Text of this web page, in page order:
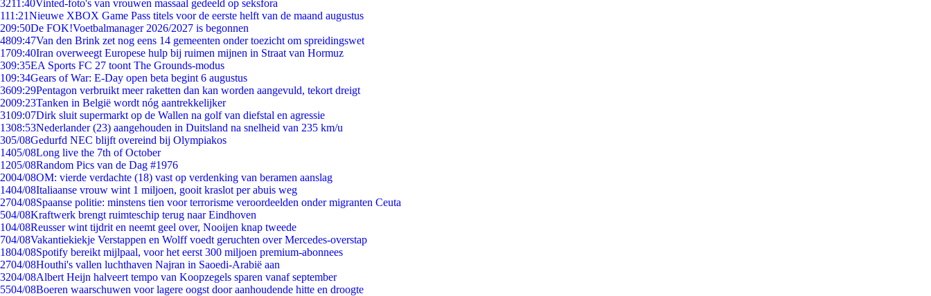
3211:40Vinted-foto's van vrouwen massaal gedeeld op seksfora
111:21Nieuwe XBOX Game Pass titels voor de eerste helft van de maand augustus
209:50De FOK!Voetbalmanager 2026/2027 is begonnen
4809:47Van den Brink zet nog eens 14 gemeenten onder toezicht om spreidingswet
1709:40Iran overweegt Europese hulp bij ruimen mijnen in Straat van Hormuz
309:35EA Sports FC 27 toont The Grounds-modus
109:34Gears of War: E-Day open beta begint 6 augustus
3609:29Pentagon verbruikt meer raketten dan kan worden aangevuld, tekort dreigt
2009:23Tanken in België wordt nóg aantrekkelijker
3109:07Dirk sluit supermarkt op de Wallen na golf van diefstal en agressie
1308:53Nederlander (23) aangehouden in Duitsland na snelheid van 235 km/u
305/08Gedurfd NEC blijft overeind bij Olympiakos
1405/08Long live the 7th of October
1205/08Random Pics van de Dag #1976
2004/08OM: vierde verdachte (18) vast op verdenking van beramen aanslag
1404/08Italiaanse vrouw wint 1 miljoen, gooit kraslot per abuis weg
2704/08Spaanse politie: minstens tien voor terrorisme veroordeelden onder migranten Ceuta
504/08Kraftwerk brengt ruimteschip terug naar Eindhoven
104/08Reusser wint tijdrit en neemt geel over, Nooijen knap tweede
704/08Vakantiekiekje Verstappen en Wolff voedt geruchten over Mercedes-overstap
1804/08Spotify bereikt mijlpaal, voor het eerst 300 miljoen premium-abonnees
2704/08Houthi's vallen luchthaven Najran in Saoedi-Arabië aan
3204/08Albert Heijn halveert tempo van Koopzegels sparen vanaf september
5504/08Boeren waarschuwen voor lagere oogst door aanhoudende hitte en droogte